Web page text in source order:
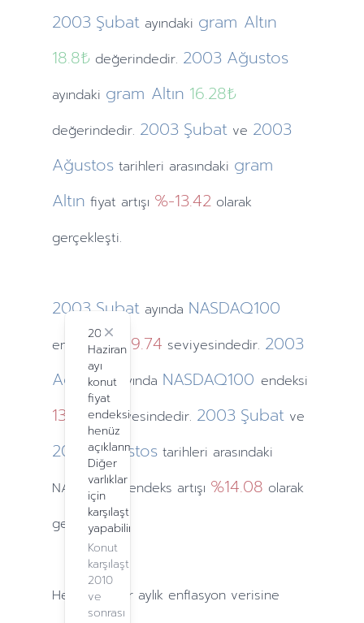
2003 Şubat ayındaki gram Altın
18.8₺değerindedir. 2003 Ağustos
ayındaki gram Altın 16.28₺
değerindedir. 2003 Şubat ve 2003
Ağustos tarihleri arasındaki gram
Altın fiyat artışı %-13.42olarak
gerçekleşti.
2024
Haziran
ayı
konut
fiyat
endeksi
henüz
açıklanmadı.
Diğer
varlıklar
için
karşılaştırma
yapabilirsiniz.
Konut
karşılaştırma,
2010
ve
sonrası
Close
2003 Şubat ayında NASDAQ100
endeksi1009.74 seviyesindedir. 2003
Ağustos
ayında NASDAQ100 endeksi
1341.2seviyesindedir. 2003 Şubat ve
2003 Ağustos tarihleri arasındaki
NASDAQ100 endeks artışı %14.08 olarak
gerçekleşti.
Hesaplamalar aylık enflasyon verisine